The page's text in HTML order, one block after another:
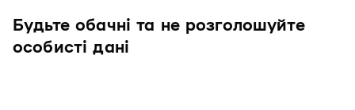
Будьте обачні та не розголошуйте
особисті дані